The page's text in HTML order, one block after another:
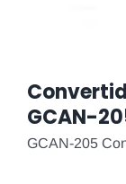
GCAN-
GCAN-205